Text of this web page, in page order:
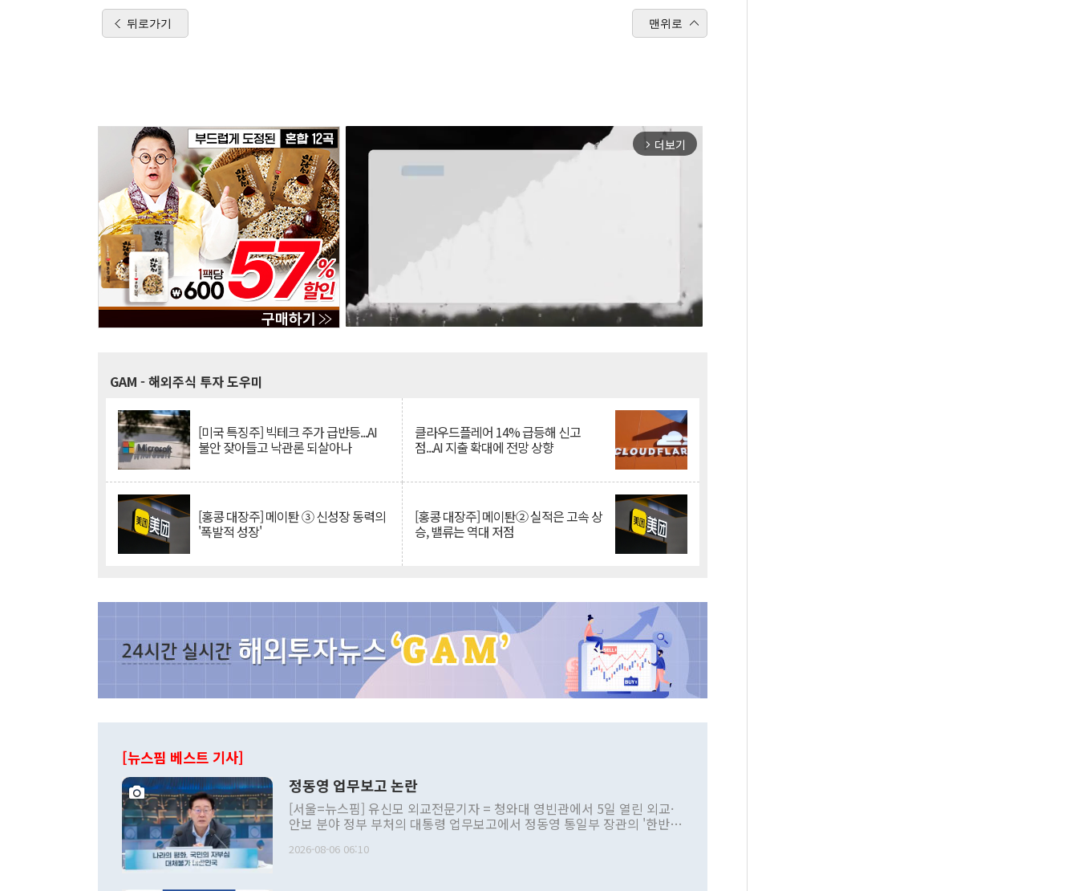
뒤로가기 맨위로
arrow_forward_ios 더보기
GAM - 해외주식 투자 도우미
[미국 특징주] 빅테크 주가 급반등...AI
불안 잦아들고 낙관론 되살아나
클라우드플레어 14% 급등해 신고
점...AI 지출 확대에 전망 상향
[홍콩 대장주] 메이퇀 ③ 신성장 동력의
'폭발적 성장'
[홍콩 대장주] 메이퇀② 실적은 고속 상
승, 밸류는 역대 저점
[뉴스핌 베스트 기사]
정동영 업무보고 논란
[서울=뉴스핌] 유신모 외교전문기자 = 청와대 영빈관에서 5일 열린 외교·
안보 분야 정부 부처의 대통령 업무보고에서 정동영 통일부 장관의 '한반도
발언 중에는 정부 내 조율을 거치지 않은 사안을 정책으로 추진하겠다고 공
2026-08-06 06:10